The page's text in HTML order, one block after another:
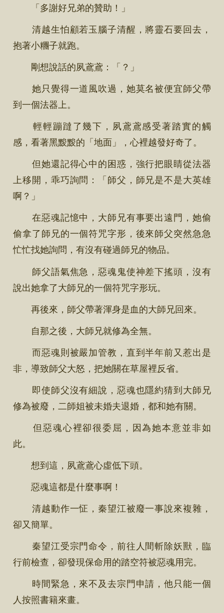
「多謝好兄弟的贊助！」
清越生怕顧若玉腦子清醒，將靈石要回去，
抱著小糰子就跑。
剛想說話的夙鳶鳶：「？」
她只覺得一道風吹過，她莫名被便宜師父帶
到一個法器上。
輕輕蹦躂了幾下，夙鳶鳶感受著踏實的觸
感，看著黑黢黢的「地面」，心裡越發好奇了。
但她還記得心中的困惑，強行把眼睛從法器
上移開，乖巧詢問：「師父，師兄是不是大英雄
啊？」
在惡魂記憶中，大師兄有事要出遠門，她偷
偷拿了師兄的一個符咒字形，後來師父突然急急
忙忙找她詢問，有沒有碰過師兄的物品。
師父語氣焦急，惡魂鬼使神差下搖頭，沒有
說出她拿了大師兄的一個符咒字形玩。
再後來，師父帶著渾身是血的大師兄回來。
自那之後，大師兄就修為全無。
而惡魂則被嚴加管教，直到半年前又惹出是
非，導致師父大怒，把她關在草屋裡反省。
即使師父沒有細說，惡魂也隱約猜到大師兄
修為被廢，二師姐被未婚夫退婚，都和她有關。
但惡魂心裡卻很委屈，因為她本意並非如
此。
想到這，夙鳶鳶心虛低下頭。
惡魂這都是什麼事啊！
清越動作一怔，秦望江被廢一事說來複雜，
卻又簡單。
秦望江受宗門命令，前往人間斬除妖獸，臨
行前檢查，卻發現保命用的踏空符被惡魂用完。
時間緊急，來不及去宗門申請，他只能一個
人按照書籍來畫。